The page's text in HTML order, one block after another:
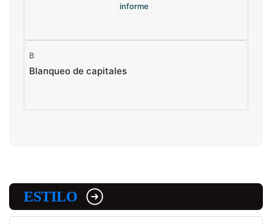
informe
B
Blanqueo de capitales
ESTILO